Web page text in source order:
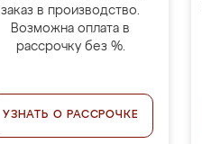
заказ в производство.
Возможна оплата в
рассрочку без %.
УЗНАТЬ О РАССРОЧКЕ